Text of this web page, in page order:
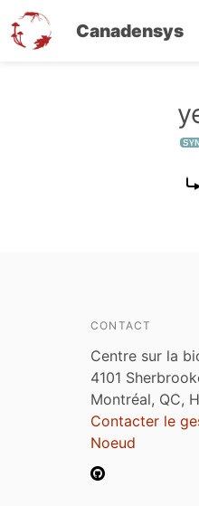
Canadensys
CONTACT
Centre sur la
4101
Montréal, QC,
Contacter le
Noeud